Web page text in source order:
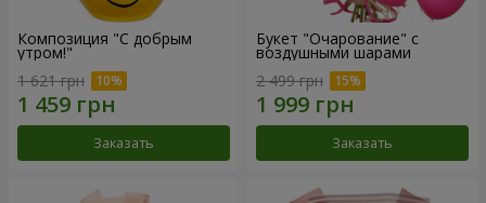
Композиция "С добрым
утром!"
1 621 грн
Заказать
Букет "Очарование" с
воздушными шарами
2 499 грн
Заказать